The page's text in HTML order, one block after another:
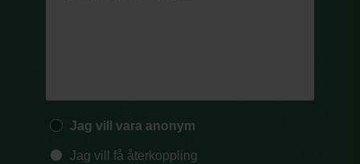
Jag vill vara anonym
Jag vill få återkoppling